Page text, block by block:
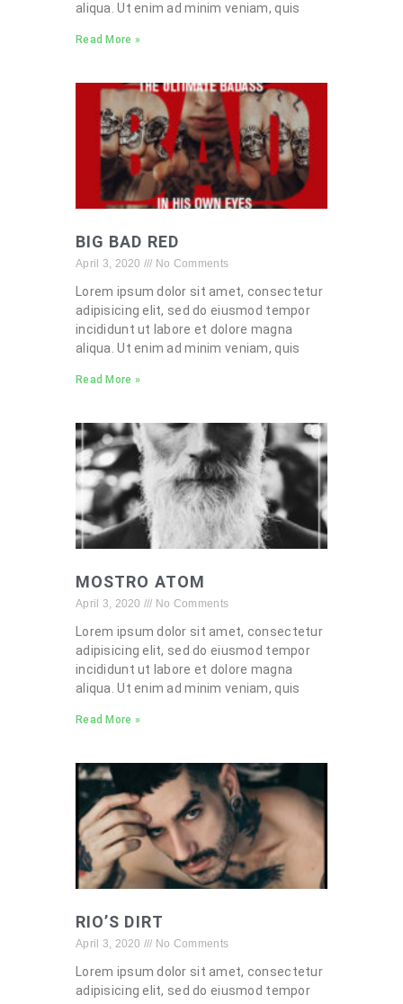
aliqua. Ut enim ad minim veniam, quis
Read More »
BIG BAD RED
April 3, 2020 No Comments
Lorem ipsum dolor sit amet, consectetur
adipisicing elit, sed do eiusmod tempor
incididunt ut labore et dolore magna
aliqua. Ut enim ad minim veniam, quis
Read More »
MOSTRO ATOM
April 3, 2020 No Comments
Lorem ipsum dolor sit amet, consectetur
adipisicing elit, sed do eiusmod tempor
incididunt ut labore et dolore magna
aliqua. Ut enim ad minim veniam, quis
Read More »
RIO’S DIRT
April 3, 2020 No Comments
Lorem ipsum dolor sit amet, consectetur
adipisicing elit, sed do eiusmod tempor